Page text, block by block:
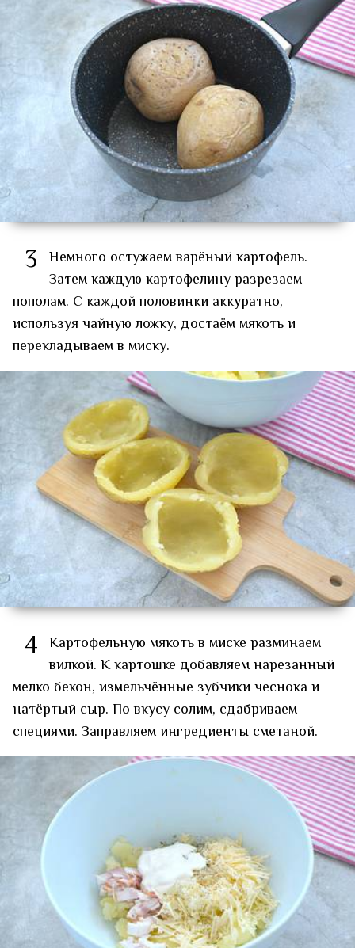
3 Немного остужаем варёный картофель.
Затем каждую картофелину разрезаем
пополам. С каждой половинки аккуратно,
используя чайную ложку, достаём мякоть и
перекладываем в миску.
4 Картофельную мякоть в миске разминаем
вилкой. К картошке добавляем нарезанный
мелко бекон, измельчённые зубчики чеснока и
натёртый сыр. По вкусу солим, сдабриваем
специями. Заправляем ингредиенты сметаной.